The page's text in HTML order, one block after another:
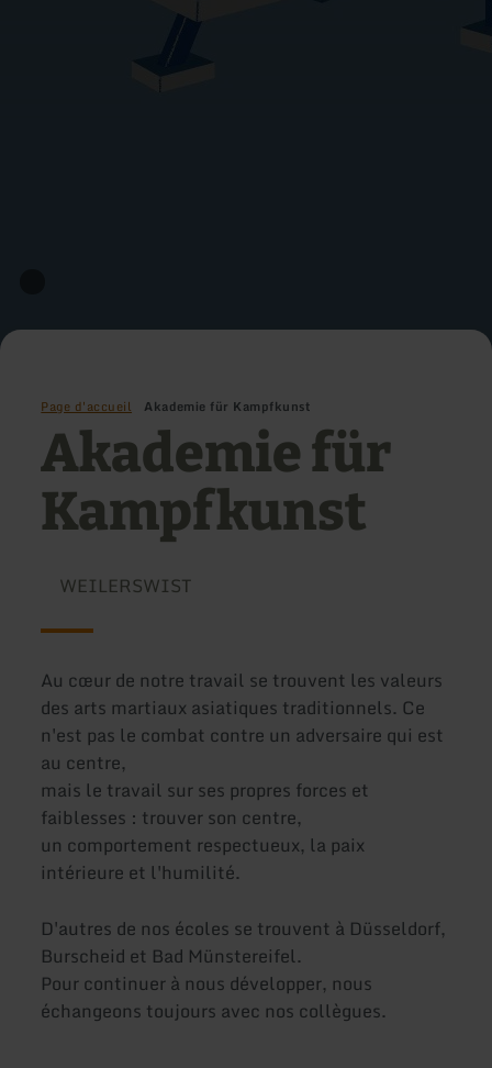
Page d'accueil Akademie für Kampfkunst
Akademie für
Kampfkunst
WEILERSWIST
Au cœur de notre travail se trouvent les valeurs
des arts martiaux asiatiques traditionnels. Ce
n'est pas le combat contre un adversaire qui est
au centre,
mais le travail sur ses propres forces et
faiblesses : trouver son centre,
un comportement respectueux, la paix
intérieure et l'humilité.
D'autres de nos écoles se trouvent à Düsseldorf,
Burscheid et Bad Münstereifel.
Pour continuer à nous développer, nous
échangeons toujours avec nos collègues.